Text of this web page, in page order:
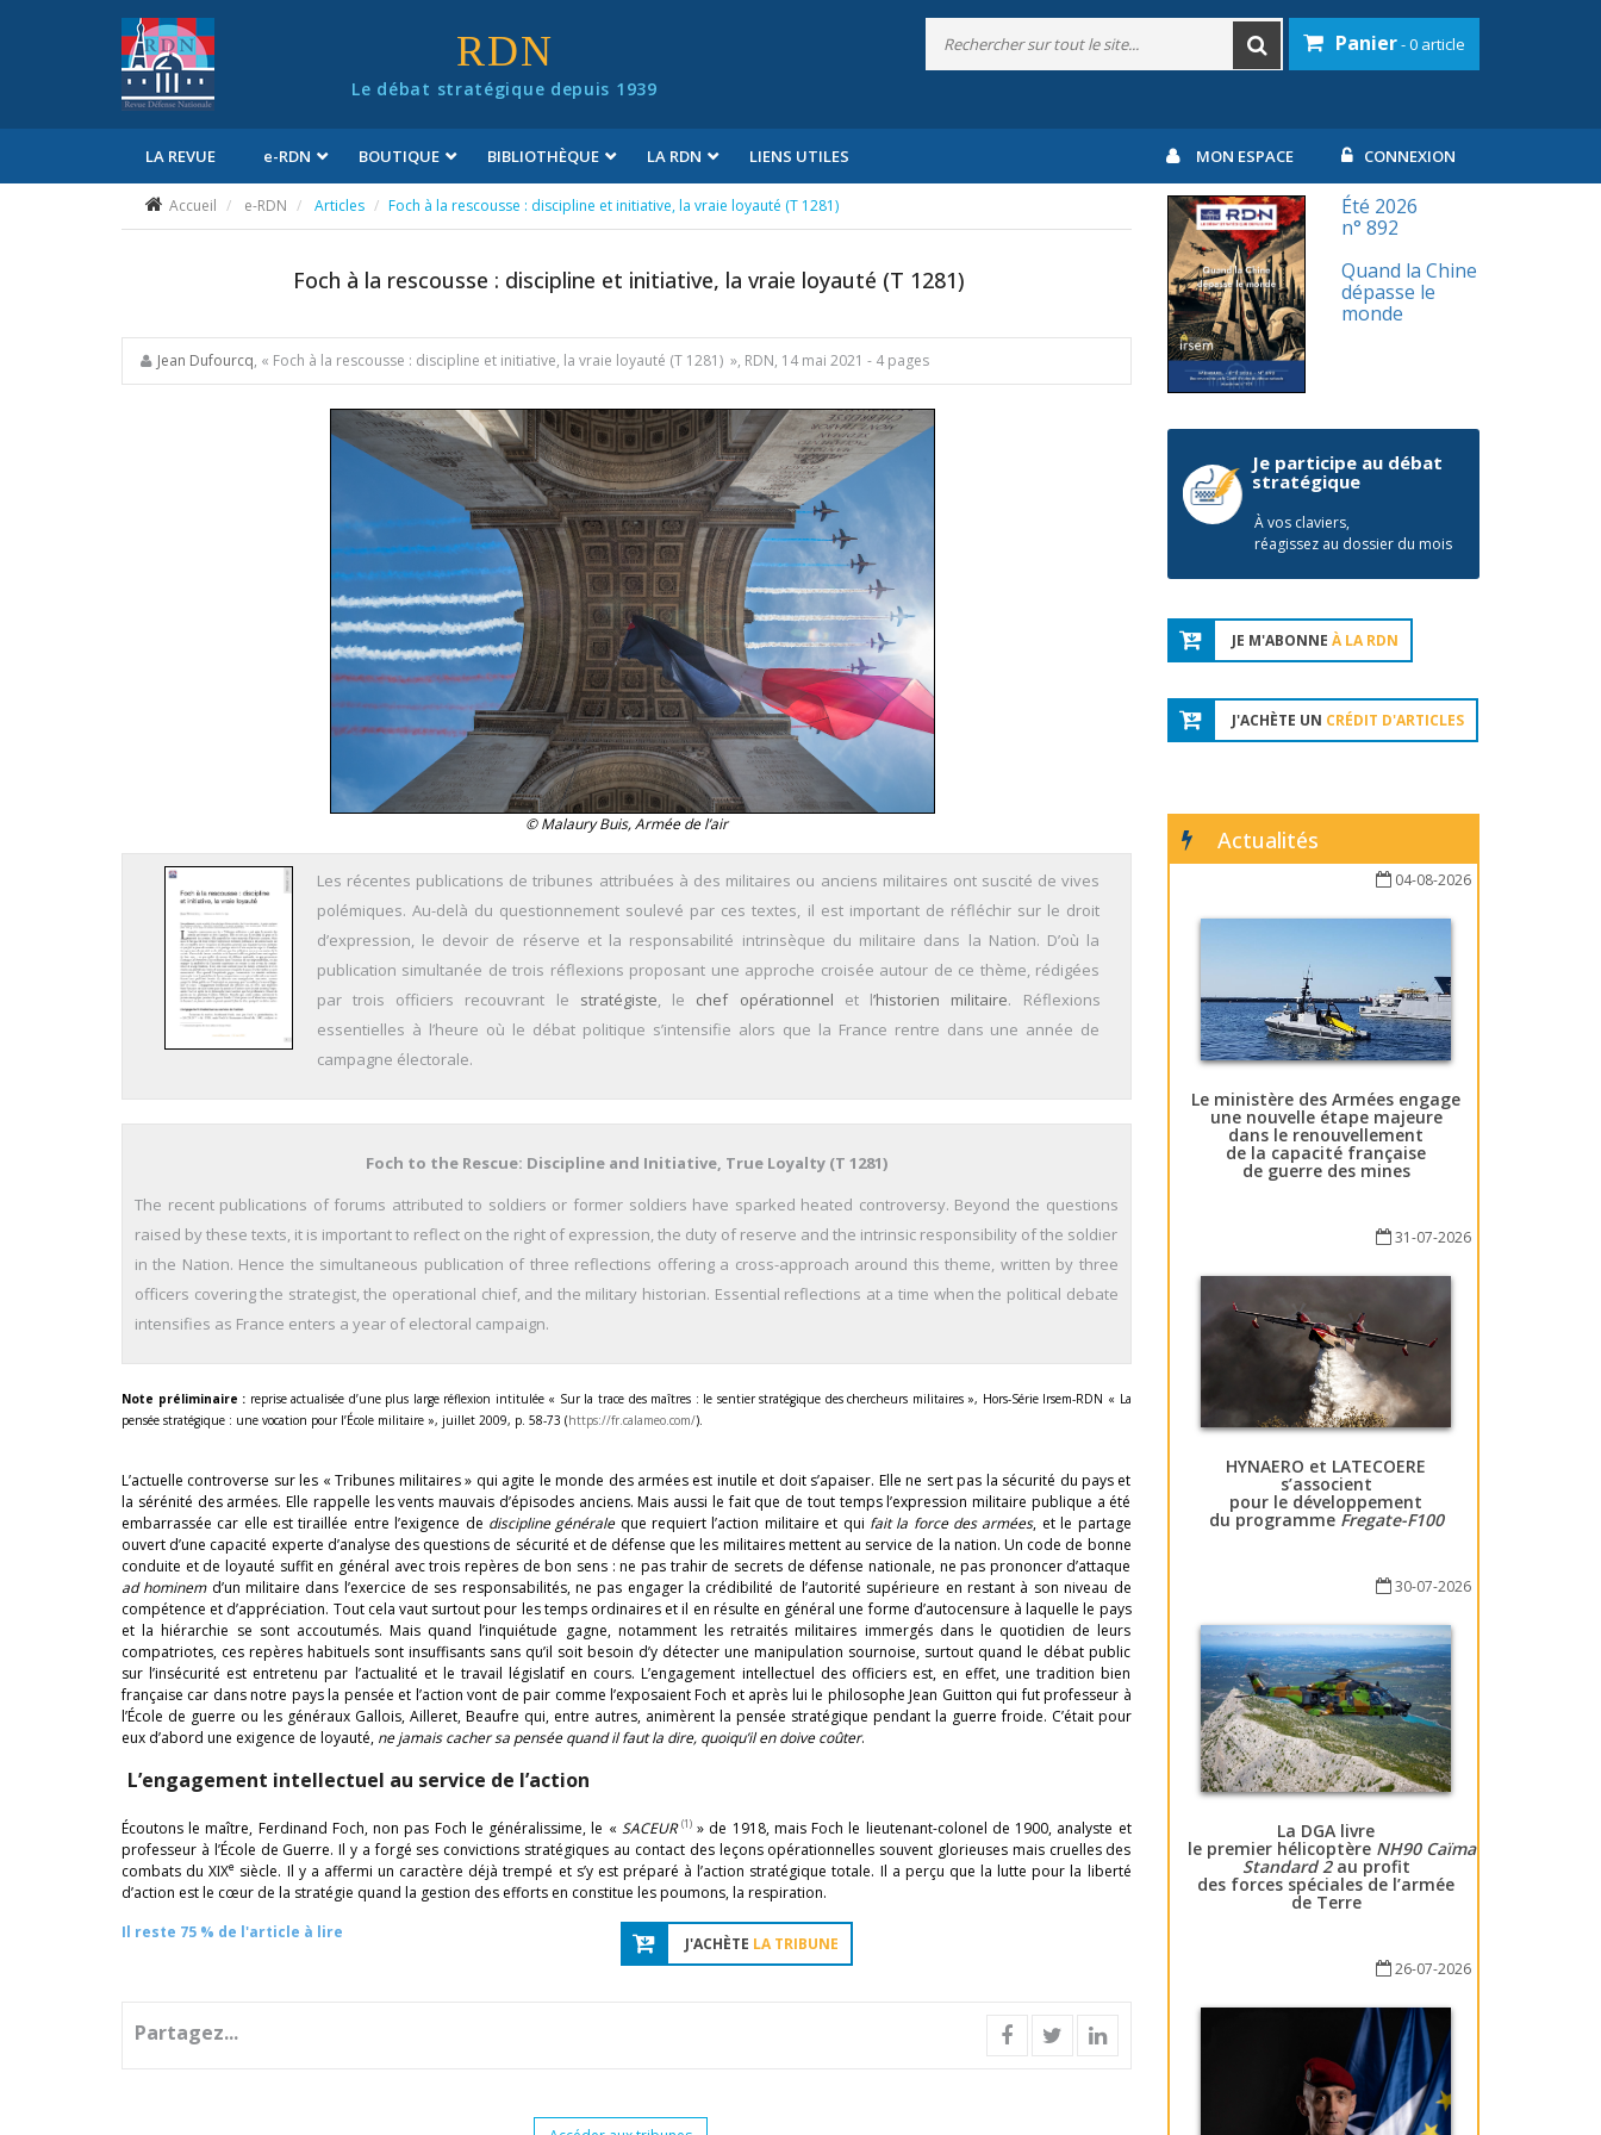
RDN
Le débat stratégique depuis 1939
Panier- 0 article
LA REVUE e-RDN BOUTIQUE BIBLIOTHÈQUE LA RDN LIENS UTILES MON ESPACE CONNEXION
Accueil e-RDN Articles Foch à la rescousse : discipline et initiative, la vraie loyauté (T 1281)
Foch à la rescousse : discipline et initiative, la vraie loyauté (T 1281)
Jean Dufourcq, « Foch à la rescousse : discipline et initiative, la vraie loyauté (T 1281) », RDN, 14 mai 2021 - 4 pages
© Malaury Buis, Armée de l’air
Les récentes publications de tribunes attribuées à des militaires ou anciens militaires ont suscité de vives
polémiques. Au-delà du questionnement soulevé par ces textes, il est important de réfléchir sur le droit
d’expression, le devoir de réserve et la responsabilité intrinsèque du militaire dans la Nation. D’où la
publication simultanée de trois réflexions proposant une approche croisée autour de ce thème, rédigées
par trois officiers recouvrant le stratégiste , le chef opérationnel et l’historien militaire. Réflexions
essentielles à l’heure où le débat politique s’intensifie alors que la France rentre dans une année de
campagne électorale.
Foch to the Rescue: Discipline and Initiative, True Loyalty (T 1281)
The recent publications of forums attributed to soldiers or former soldiers have sparked heated controversy. Beyond the questions
raised by these texts, it is important to reflect on the right of expression, the duty of reserve and the intrinsic responsibility of the soldier
in the Nation. Hence the simultaneous publication of three reflections offering a cross-approach around this theme, written by three
officers covering the strategist, the operational chief, and the military historian. Essential reflections at a time when the political debate
intensifies as France enters a year of electoral campaign.
Note préliminaire : reprise actualisée d’une plus large réflexion intitulée « Sur la trace des maîtres : le sentier stratégique des chercheurs militaires », Hors-Série Irsem-RDN « La
pensée stratégique : une vocation pour l’École militaire », juillet 2009, p. 58-73 (https://fr.calameo.com/).
L’actuelle controverse sur les « Tribunes militaires » qui agite le monde des armées est inutile et doit s’apaiser. Elle ne sert pas la sécurité du pays et
la sérénité des armées. Elle rappelle les vents mauvais d’épisodes anciens. Mais aussi le fait que de tout temps l’expression militaire publique a été
embarrassée car elle est tiraillée entre l’exigence de discipline généraleque requiert l’action militaire et qui fait la force des armées, et le partage
ouvert d’une capacité experte d’analyse des questions de sécurité et de défense que les militaires mettent au service de la nation. Un code de bonne
conduite et de loyauté suffit en général avec trois repères de bon sens : ne pas trahir de secrets de défense nationale, ne pas prononcer d’attaque
ad hominemd’un militaire dans l’exercice de ses responsabilités, ne pas engager la crédibilité de l’autorité supérieure en restant à son niveau de
compétence et d’appréciation. Tout cela vaut surtout pour les temps ordinaires et il en résulte en général une forme d’autocensure à laquelle le pays
et la hiérarchie se sont accoutumés. Mais quand l’inquiétude gagne, notamment les retraités militaires immergés dans le quotidien de leurs
compatriotes, ces repères habituels sont insuffisants sans qu’il soit besoin d’y détecter une manipulation sournoise, surtout quand le débat public
sur l’insécurité est entretenu par l’actualité et le travail législatif en cours. L’engagement intellectuel des officiers est, en effet, une tradition bien
française car dans notre pays la pensée et l’action vont de pair comme l’exposaient Foch et après lui le philosophe Jean Guitton qui fut professeur à
l’École de guerre ou les généraux Gallois, Ailleret, Beaufre qui, entre autres, animèrent la pensée stratégique pendant la guerre froide. C’était pour
eux d’abord une exigence de loyauté, ne jamais cacher sa pensée quand il faut la dire, quoiqu’il en doive coûter.
L’engagement intellectuel au service de l’action
Écoutons le maître, Ferdinand Foch, non pas Foch le généralissime, le « SACEUR (1)» de 1918, mais Foch le lieutenant-colonel de 1900, analyste et
professeur à l’École de Guerre. Il y a forgé ses convictions stratégiques au contact des leçons opérationnelles souvent glorieuses mais cruelles des
combats du XIXe siècle. Il y a affermi un caractère déjà trempé et s’y est préparé à l’action stratégique totale. Il a perçu que la lutte pour la liberté
d’action est le cœur de la stratégie quand la gestion des efforts en constitue les poumons, la respiration.
Il reste 75 % de l'article à lire
J'ACHÈTE LA TRIBUNE
Partagez...
Été 2026
n° 892
Quand la Chine
dépasse le
monde
Je participe au débat
stratégique
À vos claviers,
réagissez au dossier du mois
JE M'ABONNE À LA RDN
J'ACHÈTE UN CRÉDIT D'ARTICLES
Actualités
04-08-2026
Le ministère des Armées engage
une nouvelle étape majeure
dans le renouvellement
de la capacité française
de guerre des mines
31-07-2026
HYNAERO et LATECOERE
s’associent
pour le développement
du programme Fregate-F100
30-07-2026
La DGA livre
le premier hélicoptère NH90 Caïman
Standard 2au profit
des forces spéciales de l’armée
de Terre
26-07-2026